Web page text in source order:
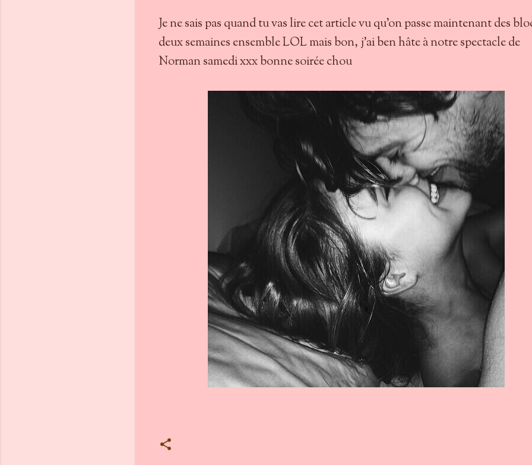
Je ne sais pas quand tu vas lire cet article vu qu'on passe maintenant des
deux semaines ensemble LOL mais bon, j'ai ben hâte à notre spectacle de
Norman samedi xxx bonne soirée chou